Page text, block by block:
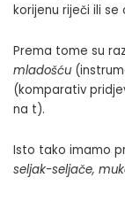
korijenu riječi ili
Prema tome su
mladošću
(komparativ
na t).
Isto tako imamo
seljak-seljače,